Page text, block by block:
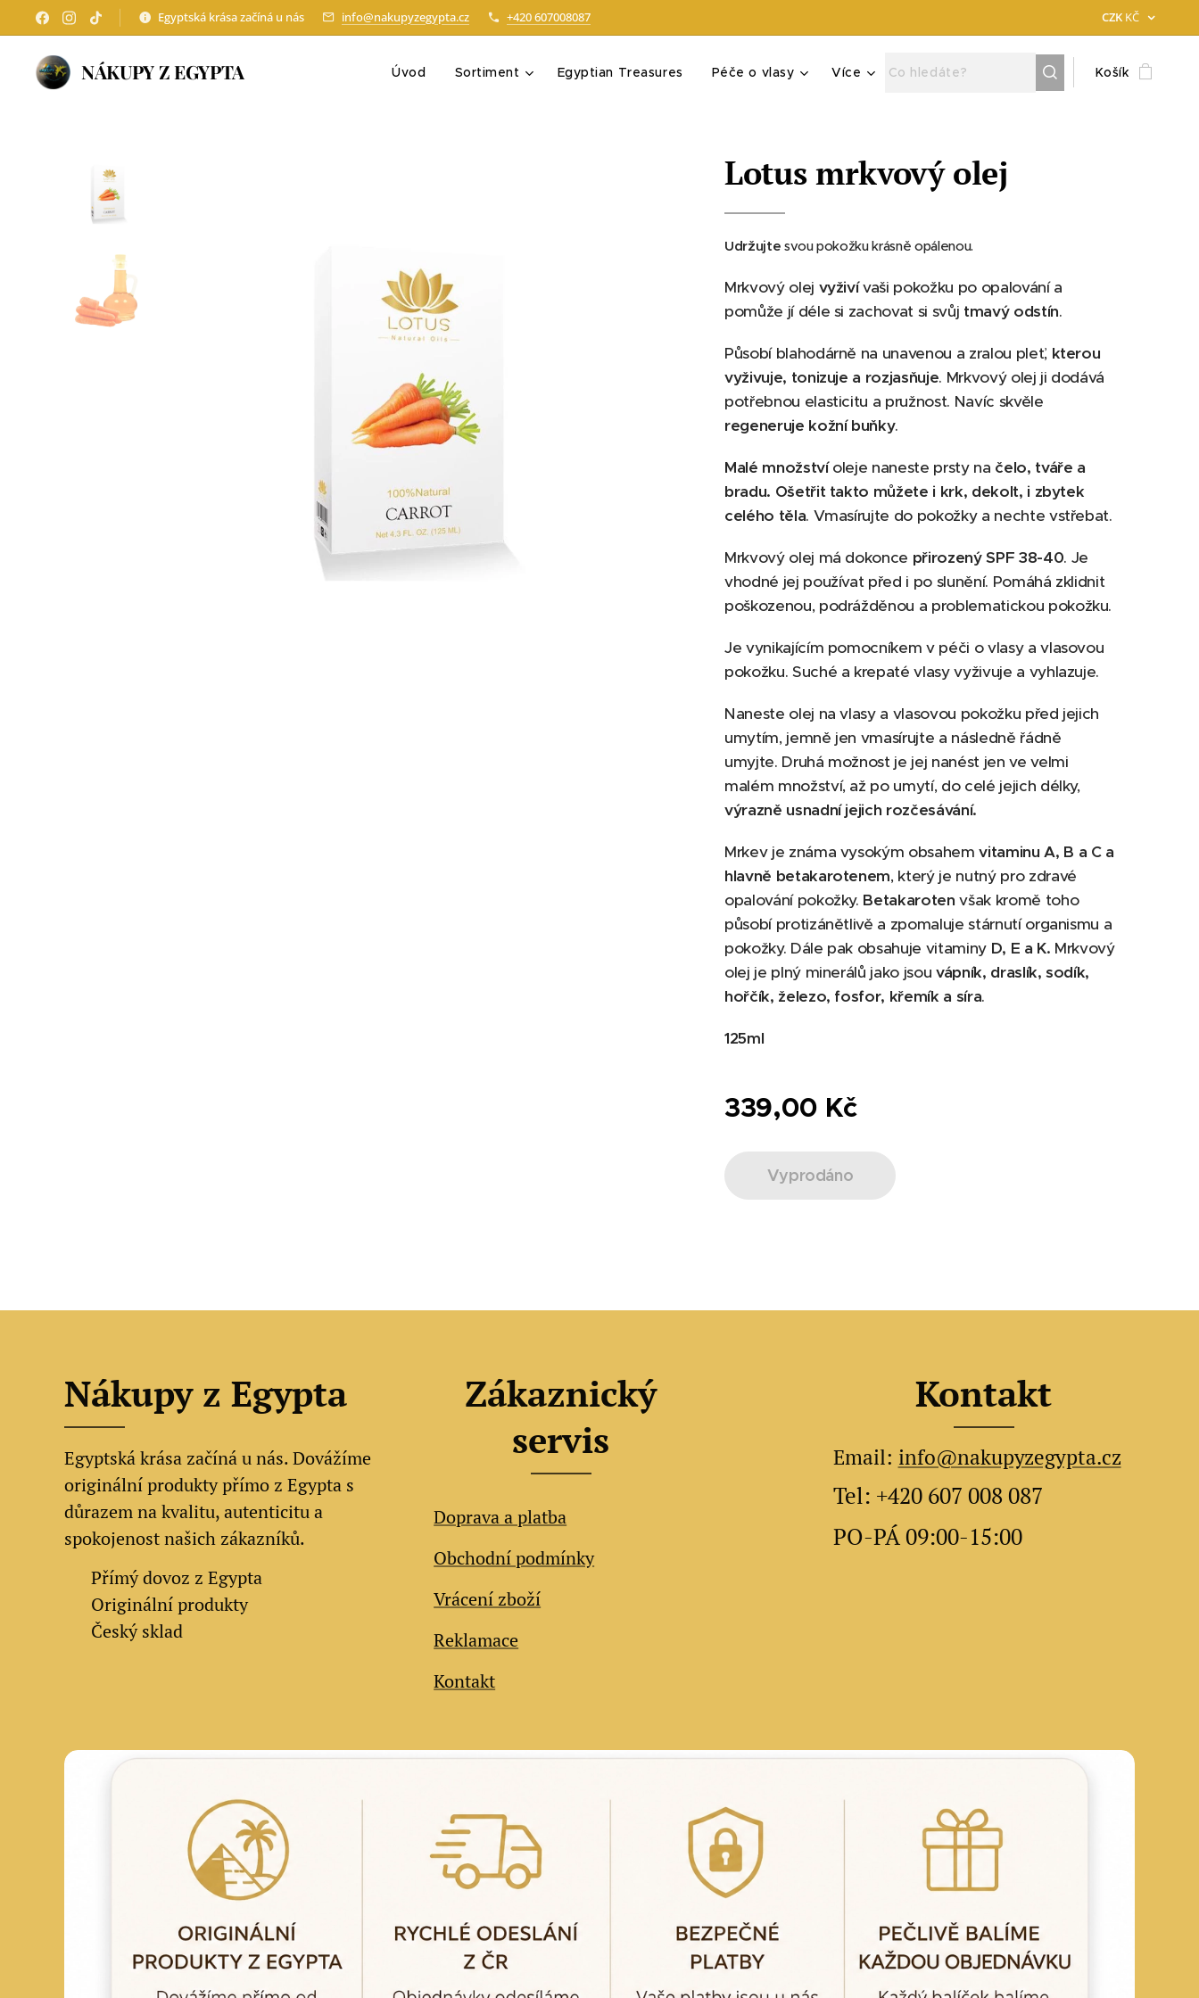
Egyptská krása začíná u nás info@nakupyzegypta.cz +420 607008087 CZK KČ
NÁKUPY Z EGYPTA Úvod Sortiment Egyptian Treasures Péče o vlasy Více Košík
Lotus mrkvový olej
Udržujte svou pokožku krásně opálenou.
Mrkvový olej vyživívaši pokožku po opalování a
pomůže jí déle si zachovat si svůj tmavý odstín.
Působí blahodárně na unavenou a zralou pleť, kterou
vyživuje, tonizuje a rozjasňuje. Mrkvový olej ji dodává
potřebnou elasticitu a pružnost. Navíc skvěle
regeneruje kožní buňky.
Malé množstvíoleje naneste prsty na čelo, tváře a
bradu. Ošetřit takto můžete i krk, dekolt, i zbytek
celého těla. Vmasírujte do pokožky a nechte vstřebat.
Mrkvový olej má dokonce přirozený SPF 38-40. Je
vhodné jej používat před i po slunění. Pomáhá zklidnit
poškozenou, podrážděnou a problematickou pokožku.
Je vynikajícím pomocníkem v péči o vlasy a vlasovou
pokožku. Suché a krepaté vlasy vyživuje a vyhlazuje.
Naneste olej na vlasy a vlasovou pokožku před jejich
umytím, jemně jen vmasírujte a následně řádně
umyjte. Druhá možnost je jej nanést jen ve velmi
malém množství, až po umytí, do celé jejich délky,
výrazně usnadní jejich rozčesávání.
Mrkev je známa vysokým obsahemvitaminu A, B a C a
hlavně betakarotenem, který je nutný pro zdravé
opalování pokožky. Betakaroten však kromě toho
působí protizánětlivě a zpomaluje stárnutí organismu a
pokožky. Dále pak obsahuje vitaminy D, E a K. Mrkvový
olej je plný minerálů jako jsou vápník, draslík, sodík,
hořčík, železo, fosfor, křemík a síra.
125ml
339,00 Kč
Vyprodáno
Nákupy z Egypta
Egyptská krása začíná u nás. Dovážíme
originální produkty přímo z Egypta s
důrazem na kvalitu, autenticitu a
spokojenost našich zákazníků.
Přímý dovoz z Egypta
Originální produkty
✔ Český sklad
Zákaznický
servis
Doprava a platba
Obchodní podmínky
Vrácení zboží
Reklamace
Kontakt
Kontakt
Email: info@nakupyzegypta.cz
Tel: +420 607 008 087
PO-PÁ 09:00-15:00